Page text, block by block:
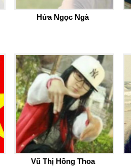
Hứa Ngọc Ngà
Vũ Thị Hồng Thoa